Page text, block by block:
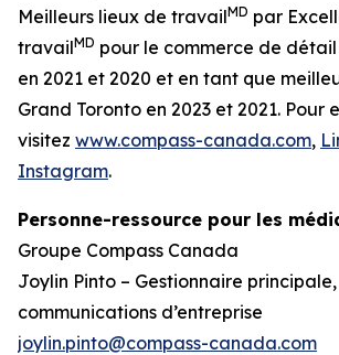
Meilleurs lieux de travailMD par
travailMD pour le commerce de détail
en 2021 et 2020 et en tant que
Grand Toronto en 2023 et 2021. Pour
visitez www.compass-canada.com,
Instagram.
Personne-ressource pour les
Groupe Compass Canada
Joylin Pinto – Gestionnaire principale,
communications d’entreprise
joylin.pinto@compass-canada.com